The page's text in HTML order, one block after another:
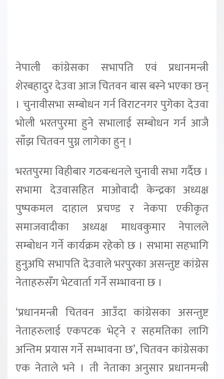
नेपाली कांग्रेसका सभापति एवं प्रधानमन्त्री
शेरबहादुर देउवा आज चितवन बास बस्ने भएका छन्
। चुनावीसभा सम्बोधन गर्न विराटनगर पुगेका देउवा
भोली भरतपुरमा हुने सभालाई सम्बोधन गर्न आजै
साँझ चितवन पुग्न लागेका हुन् ।
भरतपुरमा विहीबार गठबन्धनले चुनावी सभा गर्दैछ ।
सभामा देउवासहित माओवादी केन्द्रका अध्यक्ष
पुष्पकमल दाहाल प्रचण्ड र नेकपा एकीकृत
समाजवादीका अध्यक्ष माधवकुमार नेपालले
सम्बोधन गर्ने कार्यक्रम रहेको छ । सभामा सहभागि
हुनुअघि सभापति देउवाले भरपुरका असन्तुष्ट कांग्रेस
नेताहरुसँग भेटवार्ता गर्ने सम्भावना छ ।
‘प्रधानमन्त्री चितवन आउँदा कांग्रेसका असन्तुष्ट
नेताहरुलाई एकपटक भेट्ने र सहमतिका लागि
अन्तिम प्रयास गर्ने सम्भावना छ’, चितवन कांग्रेसका
एक नेताले भने । ती नेताका अनुसार प्रधानमन्त्री